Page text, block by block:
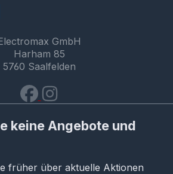
GmbH
Harham 85
5760 Saalfelden
keine Angebote und
früher über aktuelle Aktionen